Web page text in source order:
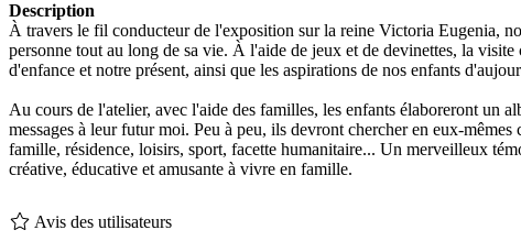
Description
À travers le fil conducteur de l'exposition sur la reine Victoria Eugenia,
personne tout au long de sa vie. À l'aide de jeux et de devinettes, la
d'enfance et notre présent, ainsi que les aspirations de nos enfants
Au cours de l'atelier, avec l'aide des familles, les enfants élaboreront un
messages à leur futur moi. Peu à peu, ils devront chercher en eux-
famille, résidence, loisirs, sport, facette humanitaire... Un merveilleux
créative, éducative et amusante à vivre en famille.
Avis des utilisateurs